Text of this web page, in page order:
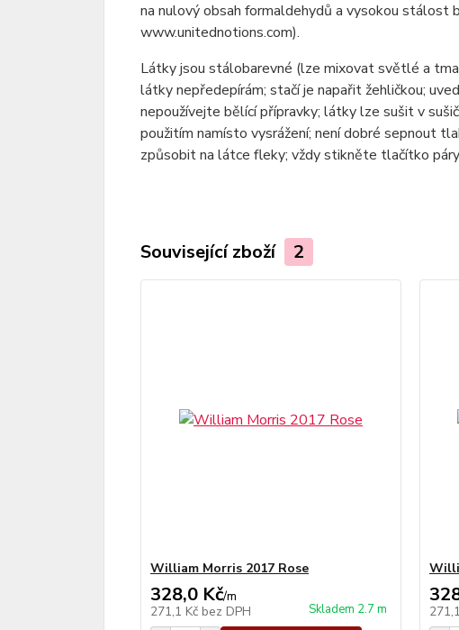
na nulový obsah formaldehydů a vysokou stálost
www.unitednotions.com).
Látky jsou stálobarevné (lze mixovat světlé a
látky nepředepírám; stačí je napařit žehličkou;
nepoužívejte bělící přípravky; látky lze sušit v
použitím namísto vysrážení; není dobré sepnout
způsobit na látce fleky; vždy stikněte tlačítko
Související zboží 2
William Morris 2017 Rose
328,0 Kč/m
271,1 Kč bez DPH Skladem 2.7 m